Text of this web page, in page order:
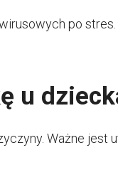
po
u
Ważne jest